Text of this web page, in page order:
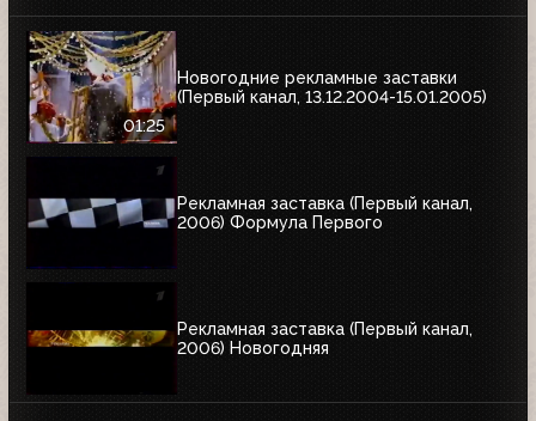
01:25
Новогодние рекламные заставки
(Первый канал, 13.12.2004-15.01.2005)
Рекламная заставка (Первый канал,
2006) Формула Первого
Рекламная заставка (Первый канал,
2006) Новогодняя